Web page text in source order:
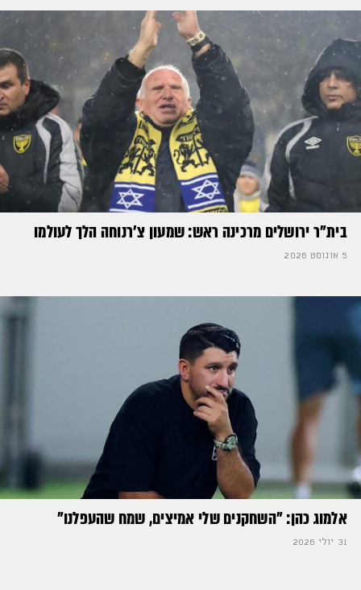
בית"ר ירושלים מרכינה ראש: שמעון צ'רנוחה הלך לעולמו
5 אוגוסט 2026
אלמוג כהן: "השחקנים שלי אמיצים, שמח שהעפלנו"
31 יולי 2026